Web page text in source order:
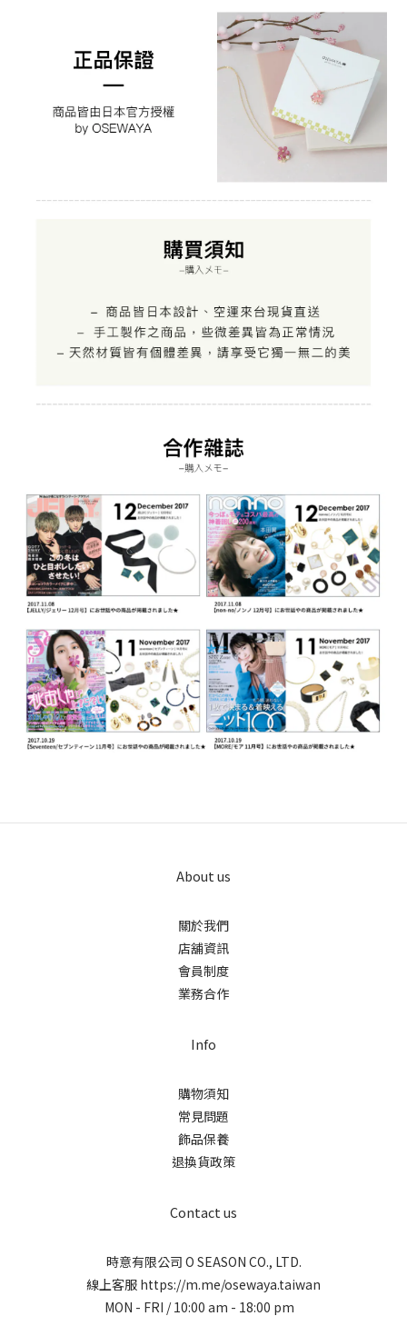
About us
關於我們
店舖資訊
會員制度
業務合作
Info
購物須知
常見問題
飾品保養
退換貨政策
Contact us
時意有限公司 O SEASON CO., LTD.
線上客服 https://m.me/osewaya.taiwan
MON - FRI / 10:00 am - 18:00 pm